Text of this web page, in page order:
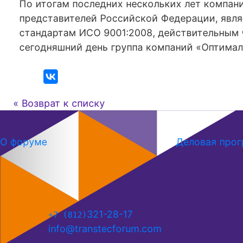
По итогам последних нескольких лет
представителей Российской Федерации,
стандартам ИСО 9001:2008,
сегодняшний день группа компаний
Возврат к списку
О форуме Деловая
+7 (812)321-28-17
info@transtecforum.com